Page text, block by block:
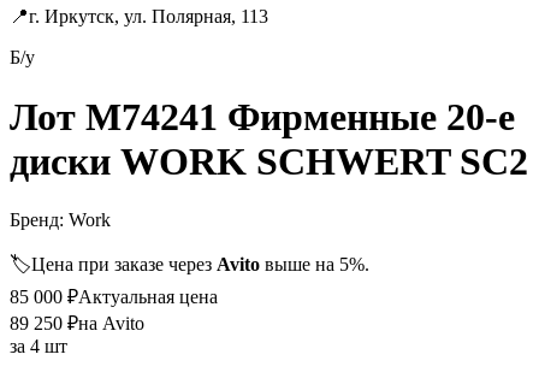
📍г. Иркутск, ул. Полярная, 113
Б/у
Лот M74241 Фирменные 20-е
диски WORK SCHWERT SC2
Бренд: Work
🏷️Цена при заказе через Avito выше на 5%.
85 000 ₽Актуальная цена
89 250 ₽на Avito
за 4 шт